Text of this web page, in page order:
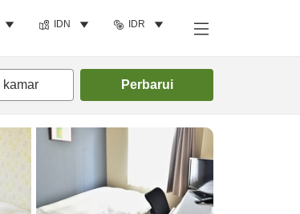
IDN IDR
kamar Perbarui
Cari kamar